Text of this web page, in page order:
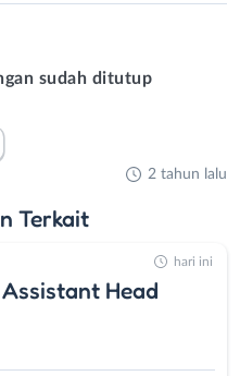
sudah ditutup
2 tahun lalu
Terkait
Head
hari ini